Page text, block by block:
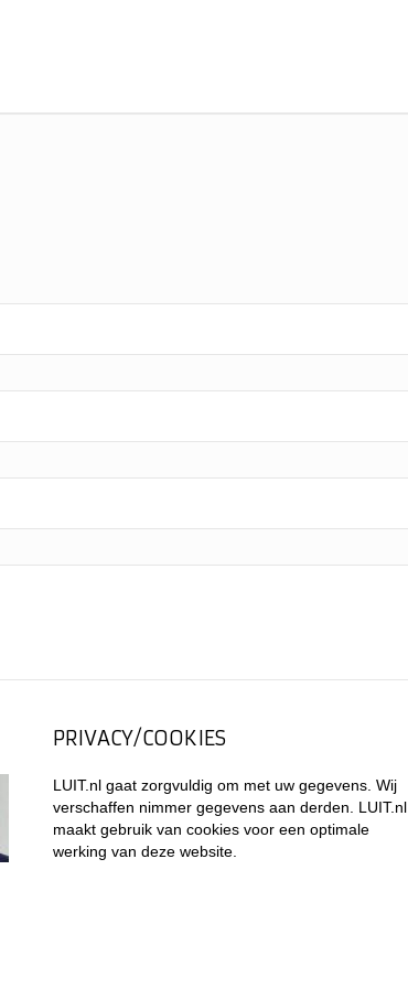
PRIVACY/COOKIES
LUIT.nl gaat zorgvuldig om met uw gegevens. Wij
verschaffen nimmer gegevens aan derden. LUIT.nl
maakt gebruik van cookies voor een optimale
werking van deze website.